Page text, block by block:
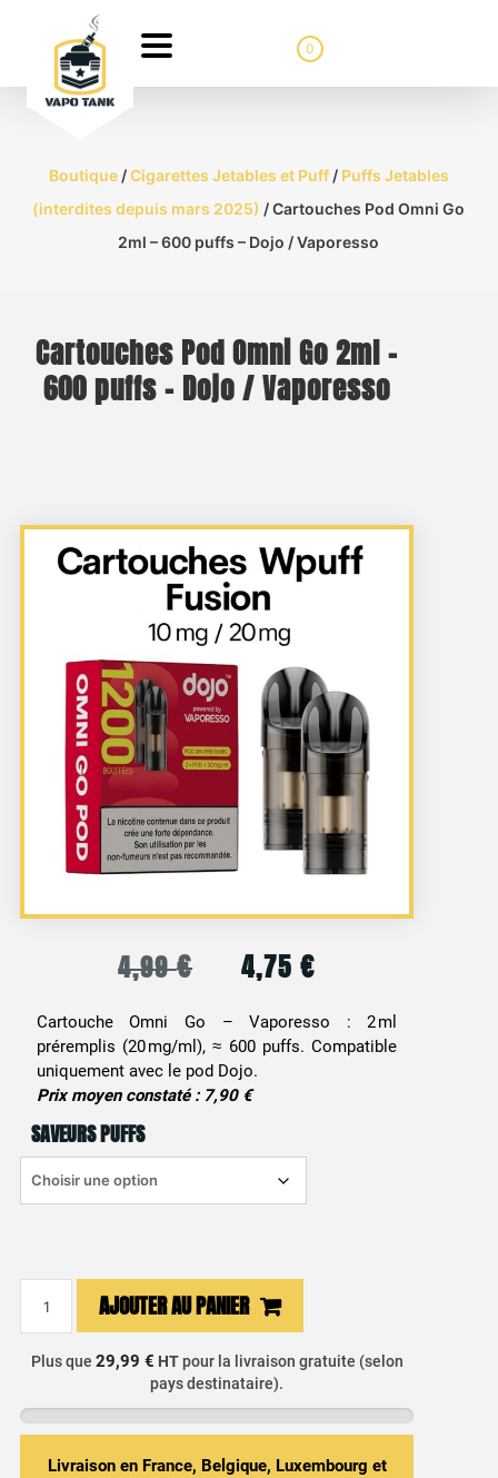
0
Boutique/Cigarettes Jetables et Puff/ Puffs Jetables
(interdites depuis mars 2025) / Cartouches Pod Omni Go
2ml – 600 puffs – Dojo / Vaporesso
Cartouches Pod Omni Go 2ml –
600 puffs – Dojo / Vaporesso
4,99€
Le
prix
initial
était :
4,75€
prix
actuel
Cartouche Omni Go – Vaporesso : 2 ml
préremplis (20 mg/ml), ≈ 600 puffs. Compatible
uniquement avec le pod Dojo.
Prix moyen constaté : 7,90 €
SAVEURS PUFFS
Pod
Go
AJOUTER AU PANIER
Plus que 29,99 € HTpour la livraison gratuite (selon
pays destinataire).
Livraison en France, Belgique, Luxembourg et